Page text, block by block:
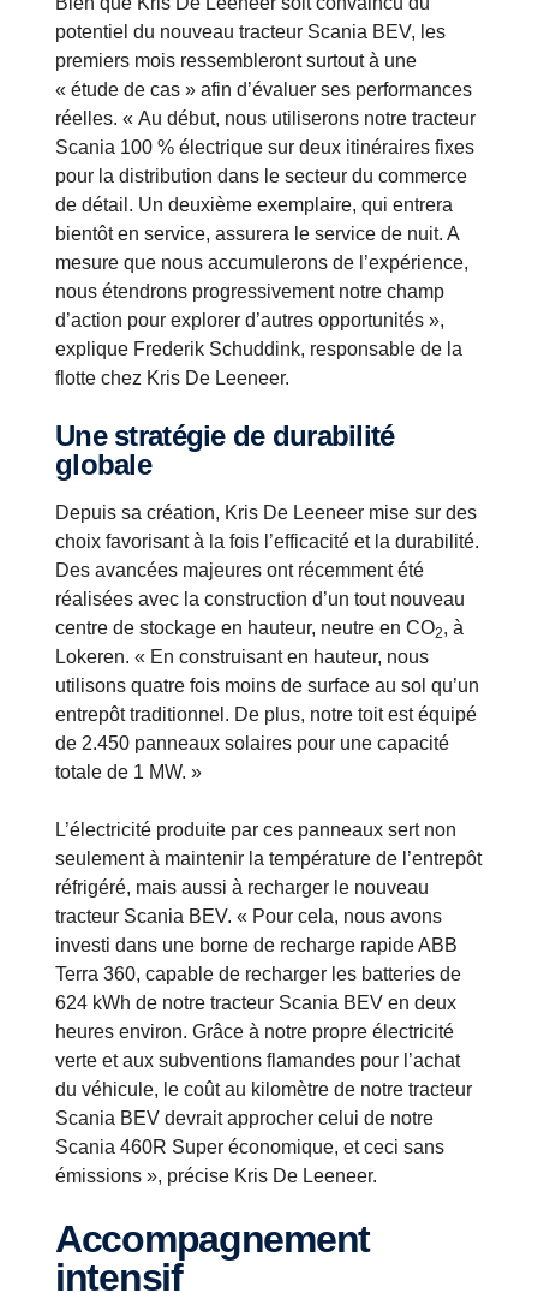
potentiel du nouveau tracteur Scania BEV, les
premiers mois ressembleront surtout à une
« étude de cas » afin d’évaluer ses performances
réelles. « Au début, nous utiliserons notre tracteur
Scania 100 % électrique sur deux itinéraires fixes
pour la distribution dans le secteur du commerce
de détail. Un deuxième exemplaire, qui entrera
bientôt en service, assurera le service de nuit. A
mesure que nous accumulerons de l’expérience,
nous étendrons progressivement notre champ
d’action pour explorer d’autres opportunités »,
explique Frederik Schuddink, responsable de la
flotte chez Kris De Leeneer.
Une stratégie de durabilité
globale
Depuis sa création, Kris De Leeneer mise sur des
choix favorisant à la fois l’efficacité et la durabilité.
Des avancées majeures ont récemment été
réalisées avec la construction d’un tout nouveau
centre de stockage en hauteur, neutre en CO2, à
Lokeren. « En construisant en hauteur, nous
utilisons quatre fois moins de surface au sol qu’un
entrepôt traditionnel. De plus, notre toit est équipé
de 2.450 panneaux solaires pour une capacité
totale de 1 MW. »
L’électricité produite par ces panneaux sert non
seulement à maintenir la température de l’entrepôt
réfrigéré, mais aussi à recharger le nouveau
tracteur Scania BEV. « Pour cela, nous avons
investi dans une borne de recharge rapide ABB
Terra 360, capable de recharger les batteries de
624 kWh de notre tracteur Scania BEV en deux
heures environ. Grâce à notre propre électricité
verte et aux subventions flamandes pour l’achat
du véhicule, le coût au kilomètre de notre tracteur
Scania BEV devrait approcher celui de notre
Scania 460R Super économique, et ceci sans
émissions », précise Kris De Leeneer.
Accompagnement
intensif